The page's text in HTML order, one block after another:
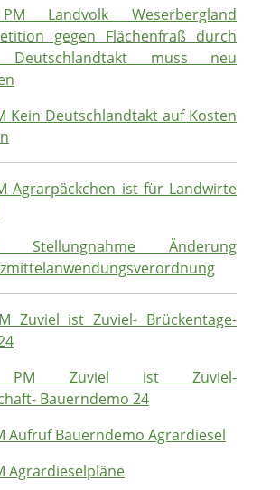
Landvolk Weserbergland
gegen Flächenfraß durch
Deutschlandtakt muss neu
Kein Deutschlandtakt auf Kosten
Agrarpäckchen ist für Landwirte
Änderung
Zuviel ist Zuviel- Brückentage-
PM Zuviel ist Zuviel-
Bauerndemo 24
Aufruf Bauerndemo Agrardiesel
Agrardieselpläne